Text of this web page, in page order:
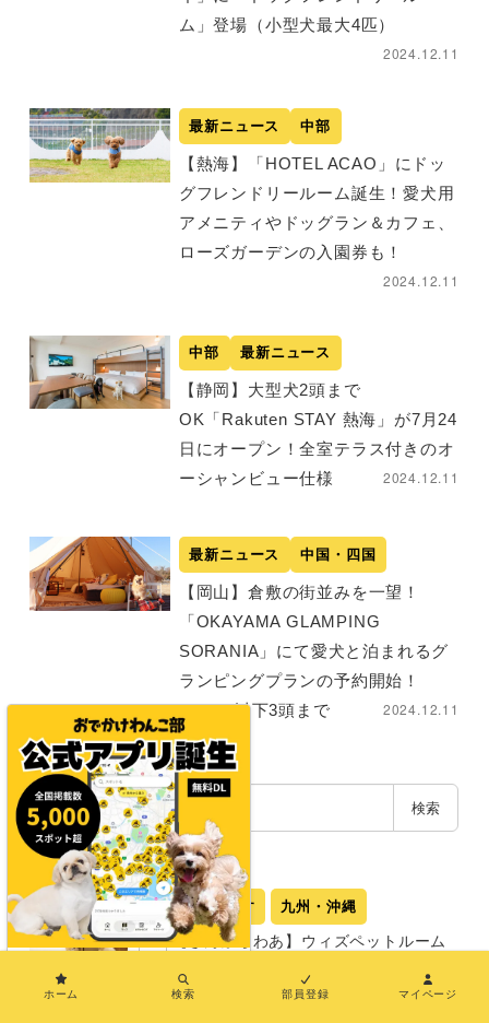
ム」登場（小型犬最大4匹）
2024.12.11
最新ニュース 中部
【熱海】「HOTEL ACAO」にドッ
グフレンドリールーム誕生！愛犬用
アメニティやドッグラン＆カフェ、
ローズガーデンの入園券も！
2024.12.11
中部 最新ニュース
【静岡】大型犬2頭まで
OK「Rakuten STAY 熱海」が7月24
日にオープン！全室テラス付きのオ
ーシャンビュー仕様
2024.12.11
最新ニュース 中国・四国
【岡山】倉敷の街並みを一望！
「OKAYAMA GLAMPING
SORANIA」にて愛犬と泊まれるグ
ランピングプランの予約開始！
※20kg以下3頭まで
2024.12.11
検
索
検索
注目記事
エリア別で探す 九州・沖縄
PR 【さんふらわあ】ウィズペットルーム
ジーナリゾート由布院 圍-Kakoi-」を含む別
府・由布院を満喫するモデルコース
ホーム 検索 部員登録 マイページ